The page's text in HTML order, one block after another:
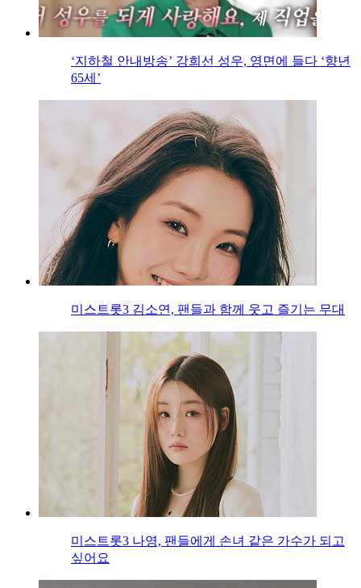
‘지하철 안내방송’ 강희선 성우, 영면에 들다 ‘향년
65세’
미스트롯3 김소연, 팬들과 함께 웃고 즐기는 무대
미스트롯3 나영, 팬들에게 손녀 같은 가수가 되고
싶어요